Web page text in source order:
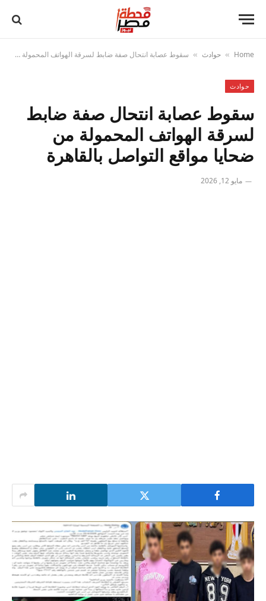
Home
» حوادث » سقوط عصابة انتحال صفة ضابط لسرقة الهواتف المحمولة من ضحايا مواقع التواصل بالقاهرة
حوادث
سقوط عصابة انتحال صفة ضابط
لسرقة الهواتف المحمولة من
ضحايا مواقع التواصل بالقاهرة
مايو 12, 2026